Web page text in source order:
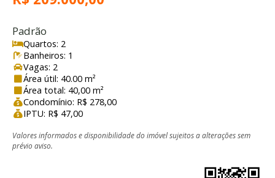
Padrão
Quartos: 2
Banheiros: 1
Vagas: 2
Área útil: 40.00 m²
Área total: 40,00 m²
Condomínio: R$ 278,00
IPTU: R$ 47,00
Valores informados e disponibilidade do imóvel sujeitos a alterações sem
prévio aviso.